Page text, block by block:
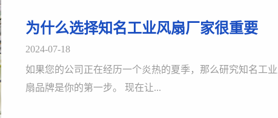
为什么选择知名工业风扇厂家很重要
2024-07-18
如果您的公司正在经历一个炎热的夏季，那么研究知名工
扇品牌是你的第一步。 现在让...